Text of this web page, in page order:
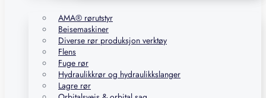
AMA® rørutstyr
Beisemaskiner
Diverse rør produksjon verktøy
Flens
Fuge rør
Hydraulikkrør og hydraulikkslanger
Lagre rør